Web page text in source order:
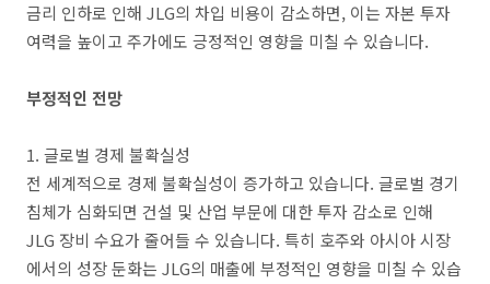
금리 인하로 인해 JLG의 차입 비용이 감소하면, 이는 자본 투자
여력을 높이고 주가에도 긍정적인 영향을 미칠 수 있습니다.
부정적인 전망
1. 글로벌 경제 불확실성
전 세계적으로 경제 불확실성이 증가하고 있습니다. 글로벌 경기
침체가 심화되면 건설 및 산업 부문에 대한 투자 감소로 인해
JLG 장비 수요가 줄어들 수 있습니다. 특히 호주와 아시아 시장
에서의 성장 둔화는 JLG의 매출에 부정적인 영향을 미칠 수 있습